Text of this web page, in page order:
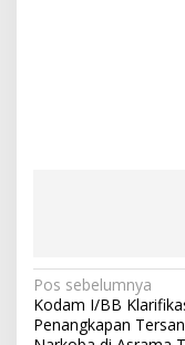
N
a
Pos sebelumnya
Kodam I/BB
Penangkapan